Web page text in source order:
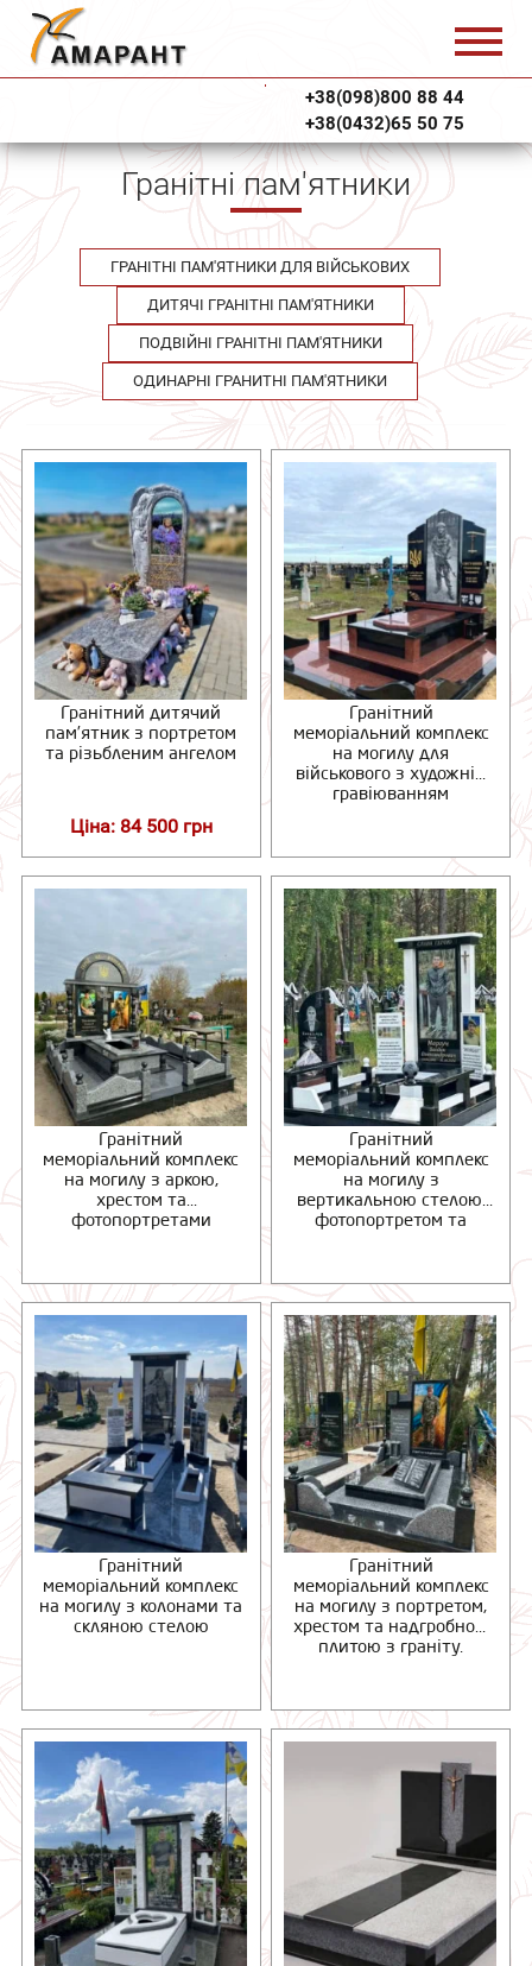
+38(098)800 88 44
+38(0432)65 50 75
Гранітні пам'ятники
ГРАНІТНІ ПАМ'ЯТНИКИ ДЛЯ ВІЙСЬКОВИХ
ДИТЯЧІ ГРАНІТНІ ПАМ'ЯТНИКИ
ПОДВІЙНІ ГРАНІТНІ ПАМ'ЯТНИКИ
ОДИНАРНІ ГРАНИТНІ ПАМ'ЯТНИКИ
Гранітний дитячий
пам’ятник з портретом
та різьбленим ангелом
Ціна: 84 500 грн
Гранітний
меморіальний комплекс
на могилу для
військового з художнім
гравіюванням
Гранітний
меморіальний комплекс
на могилу з аркою,
хрестом та
фотопортретами
Гранітний
меморіальний комплекс
на могилу з
вертикальною стелою,
фотопортретом та
Гранітний
меморіальний комплекс
на могилу з колонами та
скляною стелою
Гранітний
меморіальний комплекс
на могилу з портретом,
хрестом та надгробною
плитою з граніту.